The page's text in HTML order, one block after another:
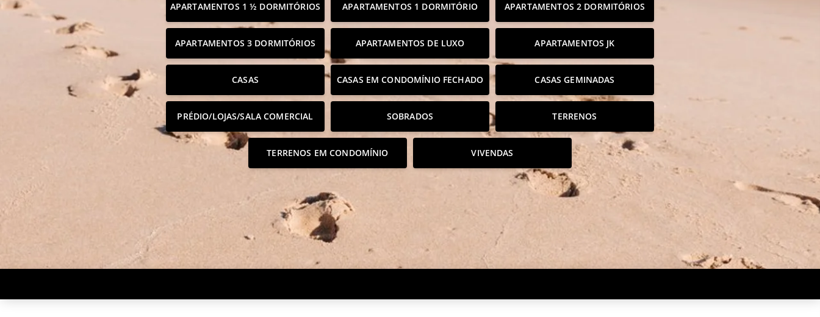
APARTAMENTOS 1 ½ DORMITÓRIOS APARTAMENTOS 1 DORMITÓRIO APARTAMENTOS 2 DORMITÓRIOS
APARTAMENTOS 3 DORMITÓRIOS APARTAMENTOS DE LUXO APARTAMENTOS JK
CASAS CASAS EM CONDOMÍNIO FECHADO CASAS GEMINADAS
PRÉDIO/LOJAS/SALA COMERCIAL SOBRADOS TERRENOS
TERRENOS EM CONDOMÍNIO VIVENDAS